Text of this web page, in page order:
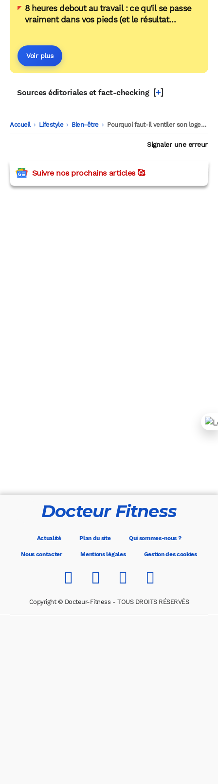
8 heures debout au travail : ce qu’il se passe
vraiment dans vos pieds (et le résultat
surprend les chercheurs)
Voir plus
Sources éditoriales et fact-checking [+]
Accueil -
Lifestyle -
Bien-être -
Pourquoi faut-il ventiler son logement, même en hiver ?
Signaler une erreur
Suivre nos prochains articles 🥰
Docteur Fitness
Actualité Plan du site Qui sommes-nous ?
Nous contacter Mentions légales Gestion des cookies
Copyright © Docteur-Fitness - TOUS DROITS RÉSERVÉS